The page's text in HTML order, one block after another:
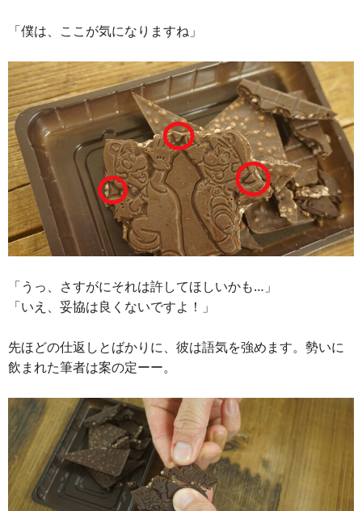
「僕は、ここが気になりますね」
「うっ、さすがにそれは許してほしいかも…」
「いえ、妥協は良くないですよ！」
先ほどの仕返しとばかりに、彼は語気を強めます。勢いに
飲まれた筆者は案の定ーー。